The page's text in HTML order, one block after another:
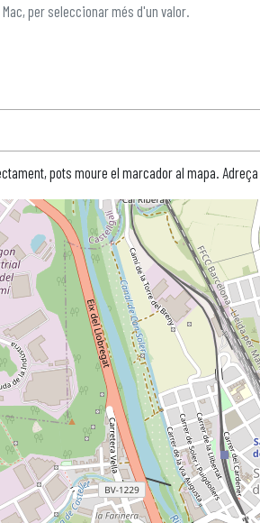
per seleccionar més d'un valor.
pots moure el marcador al mapa.